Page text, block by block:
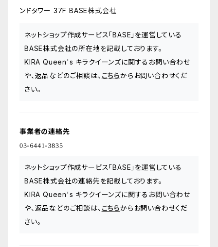
ンドタワー 37F BASE株式会社
ネットショップ作成サービス「BASE」を運営している
BASE株式会社の所在地を記載しております。
KIRA Queen's キラクイーンズに関するお問い合わせ
や、返品などのご相談は、 こちらからお問い合わせくだ
さい。
事業者の連絡先
ネットショップ作成サービス「BASE」を運営している
BASE株式会社の連絡先を記載しております。
KIRA Queen's キラクイーンズに関するお問い合わせ
や、返品などのご相談は、 こちらからお問い合わせくだ
さい。